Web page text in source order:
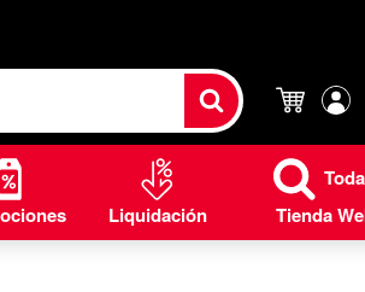
Carrito
Liquidación
Tienda